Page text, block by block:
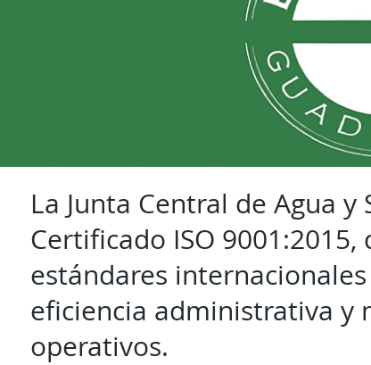
La Junta Central de Agua y
Certificado ISO
estándares
eficiencia administrativa y
operativos.